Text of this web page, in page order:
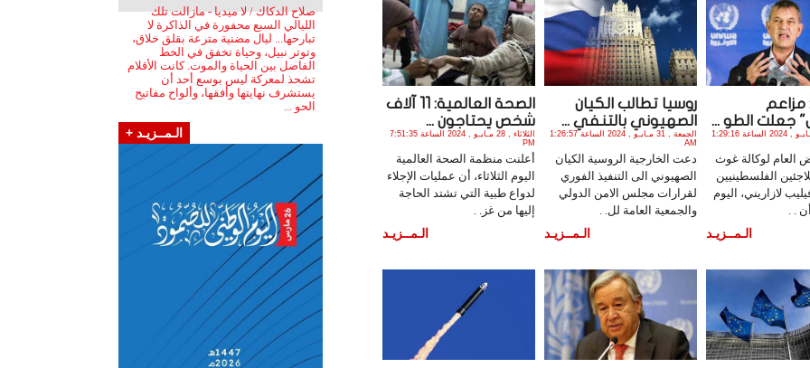
صلاح الدكاك / لا ميديا - مازالت تلك
الليالي السبع محفورة في الذاكرة لا
تبارحها... ليال مضنية مترعة بقلق خلاق،
وتوتر نبيل، وحياة تخفق في الخط
الفاصل بين الحياة والموت. كانت الأقلام
تشحذ لمعركة ليس بوسع أحد أن
يستشرف نهايتها وأفقها، وألواح مفاتيح
الحو ...
الـمــزيـد +
مزاعم
جعلت الطو ...
الجمعة , 31 مـايـو , 2024 الساعة 1:29:16
العام لوكالة غوث
الفلسطينيين
لازاريني، اليوم
. .
الـمــزيـد
روسيا تطالب الكيان
الصهيوني بالتنفي ...
الجمعة , 31 مـايـو , 2024 الساعة 1:26:57
AM
دعت الخارجية الروسية الكيان
الصهيوني الى التنفيذ الفوري
لقرارات مجلس الامن الدولي
والجمعية العامة لل. .
الـمــزيـد
الصحة العالمية: 11 آلاف
شخص يحتاجون ...
الثلاثاء , 28 مـايـو , 2024 الساعة 7:51:35
PM
أعلنت منظمة الصحة العالمية
اليوم الثلاثاء، أن عمليات الإجلاء
لدواع طبية التي تشتد الحاجة
إليها من غز. .
الـمــزيـد